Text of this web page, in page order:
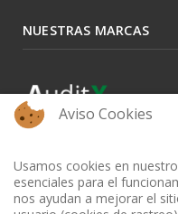
NUESTRAS MARCAS
Aviso Cookies
Usamos cookies en
esenciales para el
nos ayudan a mejorar el